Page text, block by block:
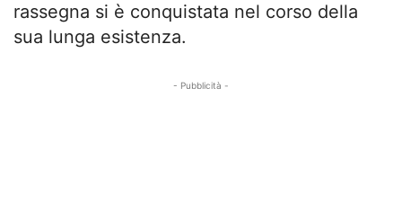
rassegna si è conquistata nel corso della
sua lunga esistenza.
- Pubblicità -